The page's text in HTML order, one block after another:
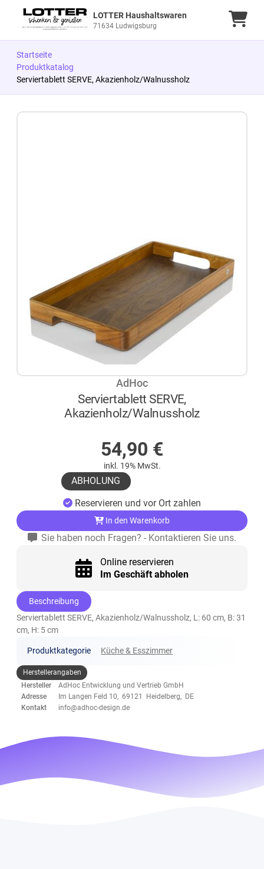
LOTTER Haushaltswaren
71634 Ludwigsburg
Startseite
Produktkatalog
Serviertablett SERVE, Akazienholz/Walnussholz
AdHoc
Serviertablett SERVE,
Akazienholz/Walnussholz
54,90 €
inkl. 19% MwSt.
ABHOLUNG
Reservieren und vor Ort zahlen
In den Warenkorb
Sie haben noch Fragen? - Kontaktieren Sie uns.
Online reservieren
Im Geschäft abholen
Beschreibung
Serviertablett SERVE, Akazienholz/Walnussholz, L: 60 cm, B: 31
cm, H: 5 cm
Produktkategorie Küche & Esszimmer
Herstellerangaben
Hersteller
AdHoc Entwicklung und Vertrieb GmbH
Adresse
Im Langen Feld 10, 69121 Heidelberg, DE
Kontakt
info@adhoc-design.de